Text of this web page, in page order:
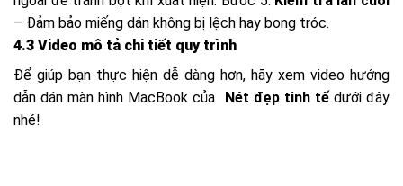
– Đảm bảo miếng dán không bị lệch hay bong tróc.
4.3 Video mô tả chi tiết quy trình
Để giúp bạn thực hiện dễ dàng hơn, hãy xem video hướng
dẫn dán màn hình MacBook của Nét đẹp tinh tế dưới đây
nhé!